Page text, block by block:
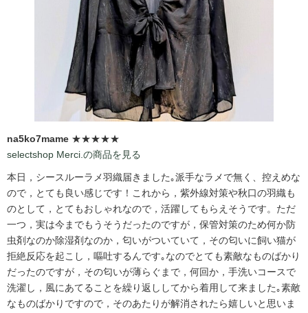
na5ko7mame ★★★★★
selectshop Merci.の商品を見る
本日，シースルーラメ羽織届きました｡派手なラメで無く、控えめな
ので，とても良い感じです！これから，紫外線対策や秋口の羽織も
のとして，とてもおしゃれなので，活躍してもらえそうです。ただ
一つ，実は今までもうそうだったのですが，保管対策のため何か防
虫剤なのか除湿剤なのか，匂いがついていて，その匂いに飼い猫が
拒絶反応を起こし，嘔吐するんです｡なのでとても素敵なものばかり
だったのですが，その匂いが薄らぐまで，何回か，手洗いコースで
洗濯し，風にあてることを繰り返ししてから着用して来ました｡素敵
なものばかりですので，そのあたりが解消されたら嬉しいと思いま